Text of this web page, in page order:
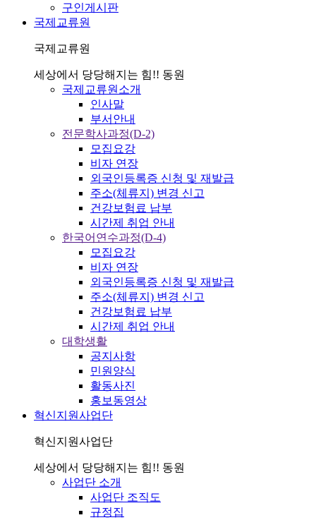
구인게시판
국제교류원
국제교류원
세상에서 당당해지는 힘!! 동원
국제교류원소개
인사말
부서안내
전문학사과정(D-2)
모집요강
비자 연장
외국인등록증 신청 및 재발급
주소(체류지) 변경 신고
건강보험료 납부
시간제 취업 안내
한국어연수과정(D-4)
모집요강
비자 연장
외국인등록증 신청 및 재발급
주소(체류지) 변경 신고
건강보험료 납부
시간제 취업 안내
대학생활
공지사항
민원양식
활동사진
홍보동영상
혁신지원사업단
혁신지원사업단
세상에서 당당해지는 힘!! 동원
사업단 소개
사업단 조직도
규정집